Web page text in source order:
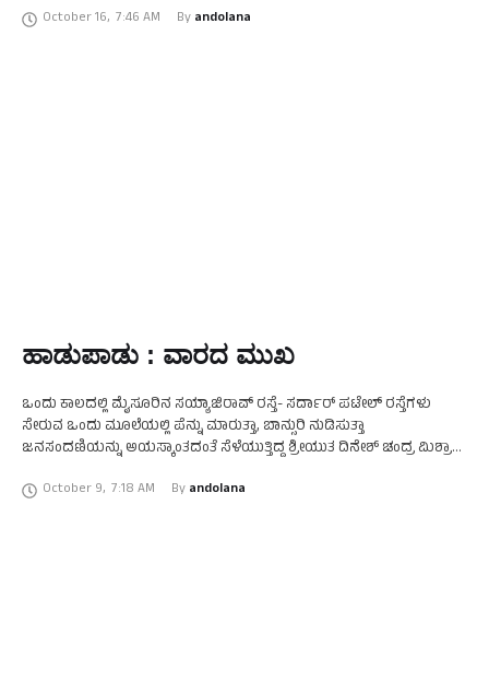
October 16, 7:46 AM By andolana
ಹಾಡುಪಾಡು : ವಾರದ ಮುಖ
ಒಂದು ಕಾಲದಲ್ಲಿ ಮೈಸೂರಿನ ಸಯ್ಯಾಜಿರಾವ್ ರಸ್ತೆ- ಸರ್ದಾರ್ ಪಟೇಲ್ ರಸ್ತೆಗಳು
ಸೇರುವ ಒಂದು ಮೂಲೆಯಲ್ಲಿ ಪೆನ್ನು ಮಾರುತ್ತಾ, ಬಾನ್ಸುರಿ ನುಡಿಸುತ್ತಾ
ಜನಸಂದಣಿಯನ್ನು ಅಯಸ್ಕಾಂತದಂತೆ ಸೆಳೆಯುತ್ತಿದ್ದ ಶ್ರೀಯುತ ದಿನೇಶ್ ಚಂದ್ರ ಮಿಶ್ರಾ
October 9, 7:18 AM By andolana